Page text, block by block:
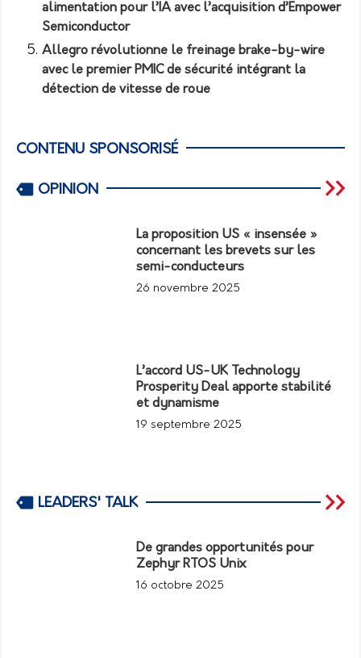
alimentation pour l’IA avec l’acquisition d’Empower
Semiconductor
Allegro révolutionne le freinage brake-by-wire
avec le premier PMIC de sécurité intégrant la
détection de vitesse de roue
CONTENU SPONSORISÉ
OPINION
La proposition US « insensée »
concernant les brevets sur les
semi-conducteurs
26 novembre 2025
L’accord US-UK Technology
Prosperity Deal apporte stabilité
et dynamisme
19 septembre 2025
LEADERS' TALK
De grandes opportunités pour
Zephyr RTOS Unix
16 octobre 2025